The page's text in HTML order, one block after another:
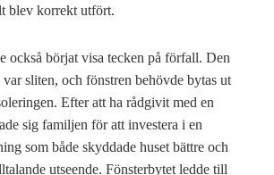
blev korrekt utfört.
också börjat visa tecken på förfall. Den
var sliten, och fönstren behövde bytas ut
Efter att ha rådgivit med en
sig familjen för att investera i en
som både skyddade huset bättre och
utseende. Fönsterbytet ledde till